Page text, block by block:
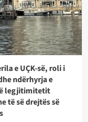
e UÇK-së, roli i
ndërhyrja e
legjitimitetit
të së drejtës së